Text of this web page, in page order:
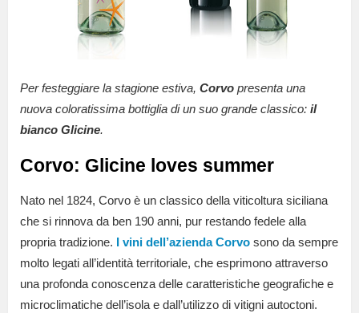
Per festeggiare la stagione estiva, Corvo presenta una
nuova coloratissima bottiglia di un suo grande classico: il
bianco Glicine.
Corvo: Glicine loves summer
Nato nel 1824, Corvo è un classico della viticoltura siciliana
che si rinnova da ben 190 anni, pur restando fedele alla
propria tradizione. I vini dell’azienda Corvo sono da sempre
molto legati all’identità territoriale, che esprimono attraverso
una profonda conoscenza delle caratteristiche geografiche e
microclimatiche dell’isola e dall’utilizzo di vitigni autoctoni.